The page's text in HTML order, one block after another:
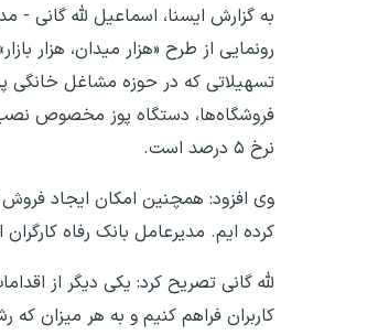
به گزارش ایسنا، اسماعیل لله گانی -
رونمایی از طرح «هزار میدان، هزار
تسهیلاتی که در حوزه مشاغل خانگی
نرخ ۵ درصد است.
وی افزود: همچنین امکان ایجاد
کرده ایم. مدیرعامل بانک رفاه
لله گانی تصریح کرد: یکی دیگر از
کاربران فراهم کنیم و به هر میزان که